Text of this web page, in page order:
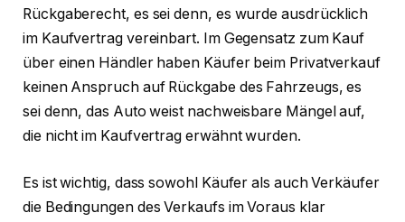
Rückgaberecht, es sei denn, es wurde ausdrücklich
im Kaufvertrag vereinbart. Im Gegensatz zum Kauf
über einen Händler haben Käufer beim Privatverkauf
keinen Anspruch auf Rückgabe des Fahrzeugs, es
sei denn, das Auto weist nachweisbare Mängel auf,
die nicht im Kaufvertrag erwähnt wurden.
Es ist wichtig, dass sowohl Käufer als auch Verkäufer
die Bedingungen des Verkaufs im Voraus klar